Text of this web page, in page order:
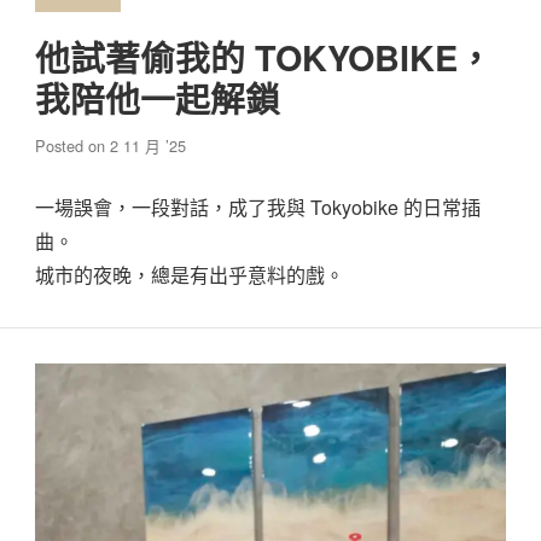
他試著偷我的 TOKYOBIKE，
我陪他一起解鎖
Posted on2 11 月 ’25
一場誤會，一段對話，成了我與 Tokyobike 的日常插
曲。
城市的夜晚，總是有出乎意料的戲。